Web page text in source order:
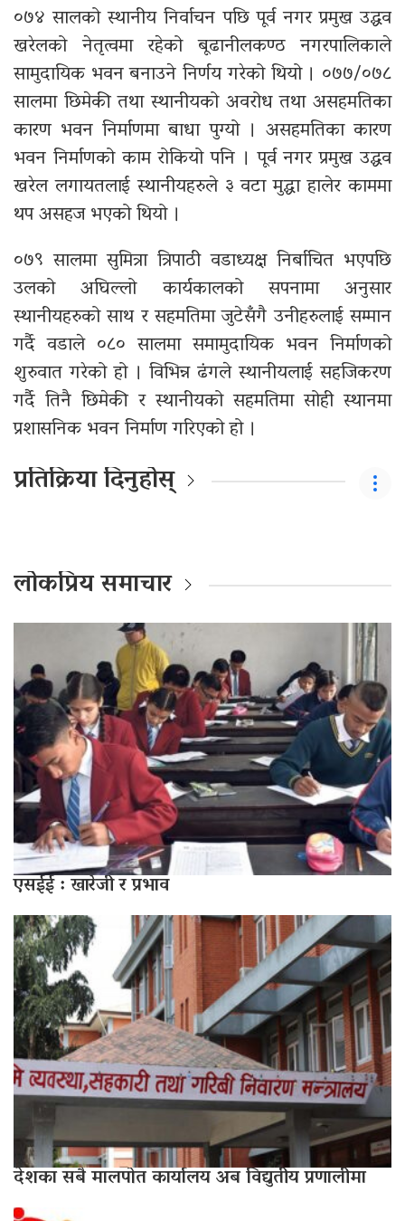
०७४ सालको स्थानीय निर्वाचन पछि पूर्व नगर प्रमुख उद्धव
खरेलको नेतृत्वमा रहेको बूढानीलकण्ठ नगरपालिकाले
सामुदायिक भवन बनाउने निर्णय गरेको थियो । ०७७/०७८
सालमा छिमेकी तथा स्थानीयको अवरोध तथा असहमतिका
कारण भवन निर्माणमा बाधा पुग्यो । असहमतिका कारण
भवन निर्माणको काम रोकियो पनि । पूर्व नगर प्रमुख उद्धव
खरेल लगायतलाई स्थानीयहरुले ३ वटा मुद्धा हालेर काममा
थप असहज भएको थियो ।
०७९ सालमा सुमित्रा त्रिपाठी वडाध्यक्ष निर्बाचित भएपछि
उलको अघिल्लो कार्यकालको सपनामा अनुसार
स्थानीयहरुको साथ र सहमतिमा जुटेसँगै उनीहरुलाई सम्मान
गर्दै वडाले ०८० सालमा समामुदायिक भवन निर्माणको
शुरुवात गरेको हो । विभिन्न ढंगले स्थानीयलाई सहजिकरण
गर्दै तिनै छिमेकी र स्थानीयको सहमतिमा सोही स्थानमा
प्रशासनिक भवन निर्माण गरिएको हो ।
प्रतिक्रिया दिनुहोस्
लोकप्रिय समाचार
एसईई : खारेजी र प्रभाव
देशका सबै मालपोत कार्यालय अब विद्युतीय प्रणालीमा